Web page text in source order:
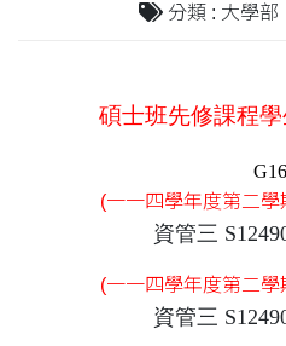
分類 : 大學部
碩士班先修課程
G16
(一一四學年度第二
資管三
(一一四學年度第二
資管三